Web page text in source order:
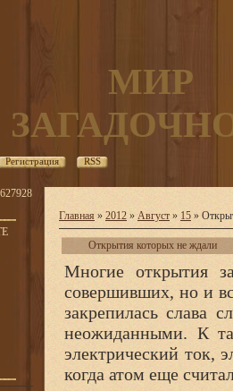
МИР
Регистрация RSS
Главная » 2012 » Август » 15 »
Открытия которых не ждали
Многие открытия
совершивших, но и
закрепилась слава
неожиданными. К
электрический ток,
когда атом еще